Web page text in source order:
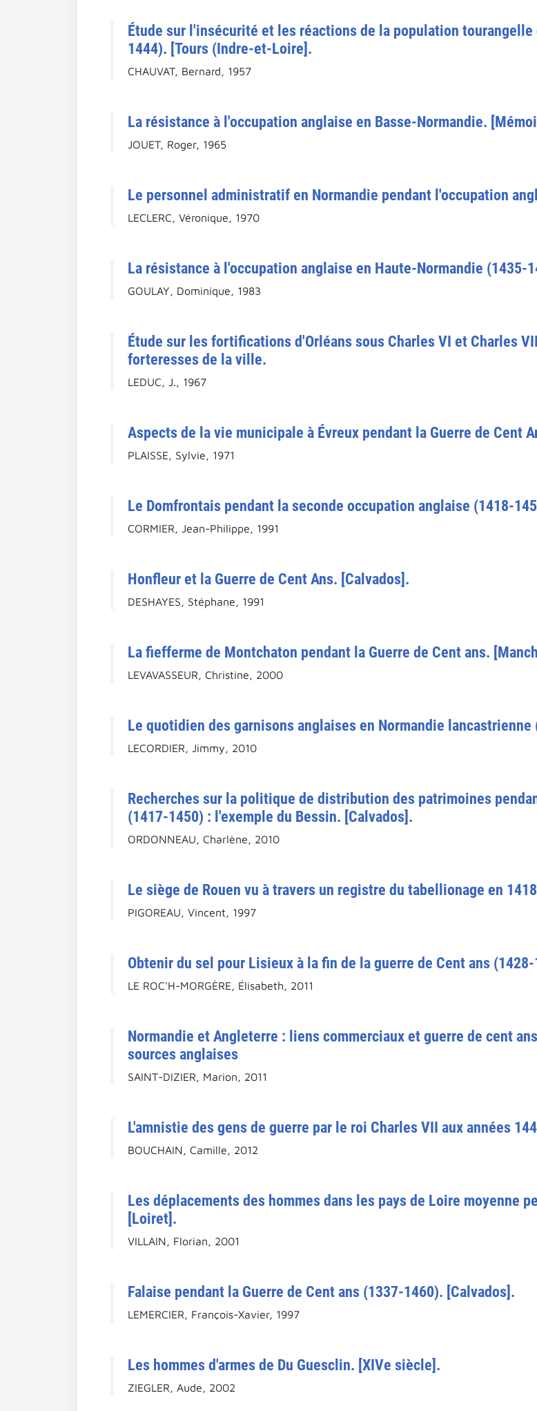
Étude sur l'insécurité et les réactions de la population
1444). [Tours (Indre-et-Loire].
CHAUVAT, Bernard, 1957
La résistance à l'occupation anglaise en Basse-Normandie.
JOUET, Roger, 1965
Le personnel administratif en Normandie pendant l'occupation
LECLERC, Véronique, 1970
La résistance à l'occupation anglaise en Haute-Normandie (1435-
GOULAY, Dominique, 1983
Étude sur les fortifications d'Orléans sous Charles VI et Charles
forteresses de la ville.
LEDUC, J., 1967
Aspects de la vie municipale à Évreux pendant la Guerre de Cent
PLAISSE, Sylvie, 1971
Le Domfrontais pendant la seconde occupation anglaise (1418-
CORMIER, Jean-Philippe, 1991
Honfleur et la Guerre de Cent Ans. [Calvados].
DESHAYES, Stéphane, 1991
La fiefferme de Montchaton pendant la Guerre de Cent ans.
LEVAVASSEUR, Christine, 2000
Le quotidien des garnisons anglaises en Normandie lancastrienne
LECORDIER, Jimmy, 2010
Recherches sur la politique de distribution des patrimoines
(1417-1450) : l'exemple du Bessin. [Calvados].
ORDONNEAU, Charlène, 2010
Le siège de Rouen vu à travers un registre du tabellionage en
PIGOREAU, Vincent, 1997
Obtenir du sel pour Lisieux à la fin de la guerre de Cent ans
LE ROC'H-MORGÈRE, Élisabeth, 2011
Normandie et Angleterre : liens commerciaux et guerre de cent
sources anglaises
SAINT-DIZIER, Marion, 2011
L'amnistie des gens de guerre par le roi Charles VII aux années
BOUCHAIN, Camille, 2012
Les déplacements des hommes dans les pays de Loire moyenne
[Loiret].
VILLAIN, Florian, 2001
Falaise pendant la Guerre de Cent ans (1337-1460). [Calvados].
LEMERCIER, François-Xavier, 1997
Les hommes d'armes de Du Guesclin. [XIVe siècle].
ZIEGLER, Aude, 2002